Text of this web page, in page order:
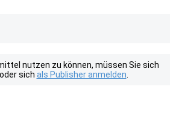
nutzen zu können, müssen Sie sich
sich als Publisher anmelden